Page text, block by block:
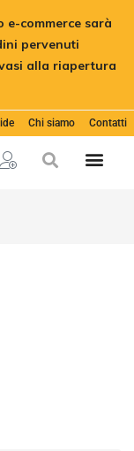
commerce sarà
pervenuti
alla riapertura
Chi siamo Contatti